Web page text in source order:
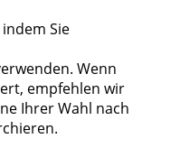
Sie
Wenn
empfehlen wir
Ihrer Wahl nach